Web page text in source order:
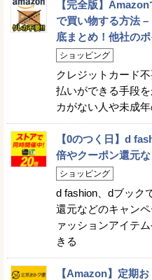
【完全版】
で買い物する方法
底まとめ！他社の
ショッピング
クレジットカード
払いができる手段
カがない人や未成
【0のつく日】d
倍やクーポン還元
ショッピング
d fashion、dブック
還元などのキャン
ァッションアイテ
きる
【Amazon】定期